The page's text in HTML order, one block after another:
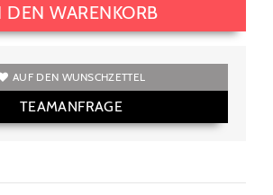
DEN WARENKORB
AUF DEN WUNSCHZETTEL
TEAMANFRAGE